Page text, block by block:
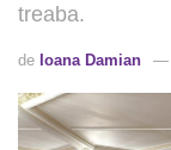
treaba.
de Ioana Damian